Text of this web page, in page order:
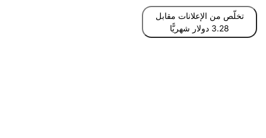
تخلّص من الإعلانات مقابل
3.28 دولار شهريًّا